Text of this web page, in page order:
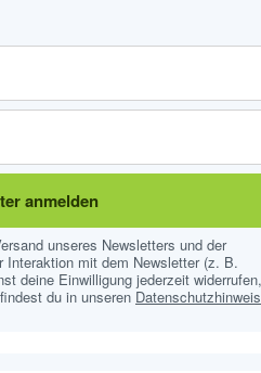
anmelden
unseres Newsletters und der
mit dem Newsletter (z. B.
deine Einwilligung jederzeit
du in unseren